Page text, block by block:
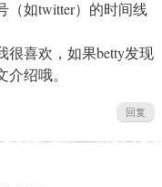
（如twitter）的时间线
很喜欢，如果betty发现
绍哦。
回复